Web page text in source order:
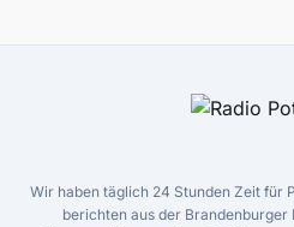
Wir haben täglich 24 Stunden Zeit für
berichten aus der Brandenburger